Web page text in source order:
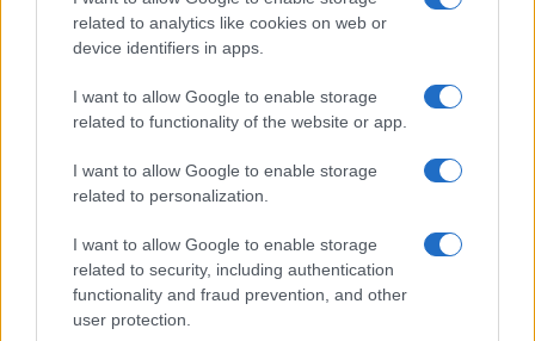
related to analytics like cookies on web or
device identifiers in apps.
I want to allow Google to enable storage
related to functionality of the website or app.
I want to allow Google to enable storage
related to personalization.
I want to allow Google to enable storage
related to security, including authentication
functionality and fraud prevention, and other
user protection.
su Amazon
Beatrice Bonaventura · 7 Ago 2026
LIFESTYLE